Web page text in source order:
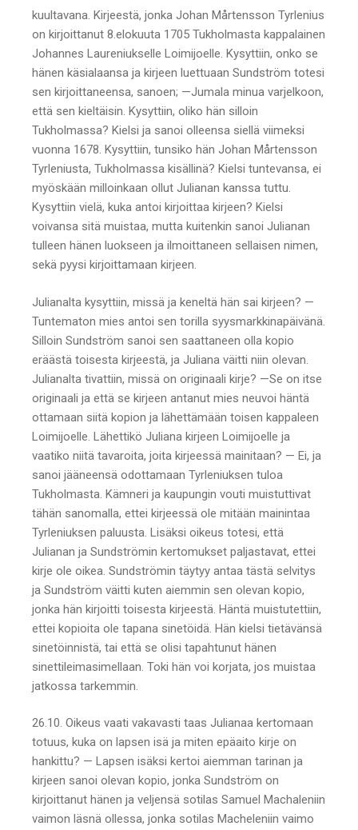
kuultavana. Kirjeestä, jonka Johan Mårtensson Tyrlenius
on kirjoittanut 8.elokuuta 1705 Tukholmasta kappalainen
Johannes Laureniukselle Loimijoelle. Kysyttiin, onko se
hänen käsialaansa ja kirjeen luettuaan Sundström totesi
sen kirjoittaneensa, sanoen; —Jumala minua varjelkoon,
että sen kieltäisin. Kysyttiin, oliko hän silloin
Tukholmassa? Kielsi ja sanoi olleensa siellä viimeksi
vuonna 1678. Kysyttiin, tunsiko hän Johan Mårtensson
Tyrleniusta, Tukholmassa kisällinä? Kielsi tuntevansa, ei
myöskään milloinkaan ollut Julianan kanssa tuttu.
Kysyttiin vielä, kuka antoi kirjoittaa kirjeen? Kielsi
voivansa sitä muistaa, mutta kuitenkin sanoi Julianan
tulleen hänen luokseen ja ilmoittaneen sellaisen nimen,
sekä pyysi kirjoittamaan kirjeen.
Julianalta kysyttiin, missä ja keneltä hän sai kirjeen? —
Tuntematon mies antoi sen torilla syysmarkkinapäivänä.
Silloin Sundström sanoi sen saattaneen olla kopio
eräästä toisesta kirjeestä, ja Juliana väitti niin olevan.
Julianalta tivattiin, missä on originaali kirje? —Se on itse
originaali ja että se kirjeen antanut mies neuvoi häntä
ottamaan siitä kopion ja lähettämään toisen kappaleen
Loimijoelle. Lähettikö Juliana kirjeen Loimijoelle ja
vaatiko niitä tavaroita, joita kirjeessä mainitaan? — Ei, ja
sanoi jääneensä odottamaan Tyrleniuksen tuloa
Tukholmasta. Kämneri ja kaupungin vouti muistuttivat
tähän sanomalla, ettei kirjeessä ole mitään mainintaa
Tyrleniuksen paluusta. Lisäksi oikeus totesi, että
Julianan ja Sundströmin kertomukset paljastavat, ettei
kirje ole oikea. Sundströmin täytyy antaa tästä selvitys
ja Sundström väitti kuten aiemmin sen olevan kopio,
jonka hän kirjoitti toisesta kirjeestä. Häntä muistutettiin,
ettei kopioita ole tapana sinetöidä. Hän kielsi tietävänsä
sinetöinnistä, tai että se olisi tapahtunut hänen
sinettileimasimellaan. Toki hän voi korjata, jos muistaa
jatkossa tarkemmin.
26.10. Oikeus vaati vakavasti taas Julianaa kertomaan
totuus, kuka on lapsen isä ja miten epäaito kirje on
hankittu? — Lapsen isäksi kertoi aiemman tarinan ja
kirjeen sanoi olevan kopio, jonka Sundström on
kirjoittanut hänen ja veljensä sotilas Samuel Machaleniin
vaimon läsnä ollessa, jonka sotilas Macheleniin vaimo